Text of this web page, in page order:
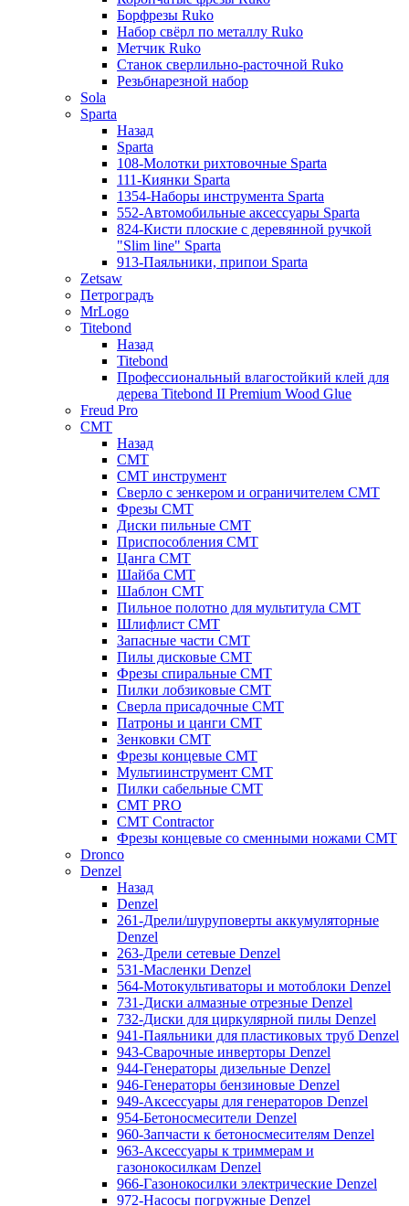
Борфрезы Ruko
Набор свёрл по металлу Ruko
Метчик Ruko
Станок сверлильно-расточной Ruko
Резьбнарезной набор
Sola
Sparta
Назад
Sparta
108-Молотки рихтовочные Sparta
111-Киянки Sparta
1354-Наборы инструмента Sparta
552-Автомобильные аксессуары Sparta
824-Кисти плоские с деревянной ручкой
"Slim line" Sparta
913-Паяльники, припои Sparta
Zetsaw
Петроградъ
MrLogo
Titebond
Назад
Titebond
Профессиональный влагостойкий клей для
дерева Titebond II Premium Wood Glue
Freud Pro
CMT
Назад
CMT
CMT инструмент
Сверло с зенкером и ограничителем CMT
Фрезы CMT
Диски пильные CMT
Приспособления СМТ
Цанга CMT
Шайба CMT
Шаблон CMT
Пильное полотно для мультитула CMT
Шлифлист CMT
Запасные части CMT
Пилы дисковые CMT
Фрезы спиральные CMT
Пилки лобзиковые СМТ
Сверла присадочные СМТ
Патроны и цанги CMT
Зенковки СМТ
Фрезы концевые CMT
Мультиинструмент СМТ
Пилки сабельные СМТ
CMT PRO
CMT Contractor
Фрезы концевые со сменными ножами CMT
Dronco
Denzel
Назад
Denzel
261-Дрели/шуруповерты аккумуляторные
Denzel
263-Дрели сетевые Denzel
531-Масленки Denzel
564-Мотокультиваторы и мотоблоки Denzel
731-Диски алмазные отрезные Denzel
732-Диски для циркулярной пилы Denzel
941-Паяльники для пластиковых труб Denzel
943-Сварочные инверторы Denzel
944-Генераторы дизельные Denzel
946-Генераторы бензиновые Denzel
949-Аксессуары для генераторов Denzel
954-Бетоносмесители Denzel
960-Запчасти к бетоносмесителям Denzel
963-Аксессуары к триммерам и
газонокосилкам Denzel
966-Газонокосилки электрические Denzel
972-Насосы погружные Denzel